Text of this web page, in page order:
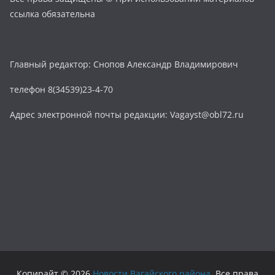
ссылка обязательна
Главный редактор: Снопов Александр Владимирович
телефон 8(34539)23-4-70
Адрес электронной почты редакции: Vagayst@obl72.ru